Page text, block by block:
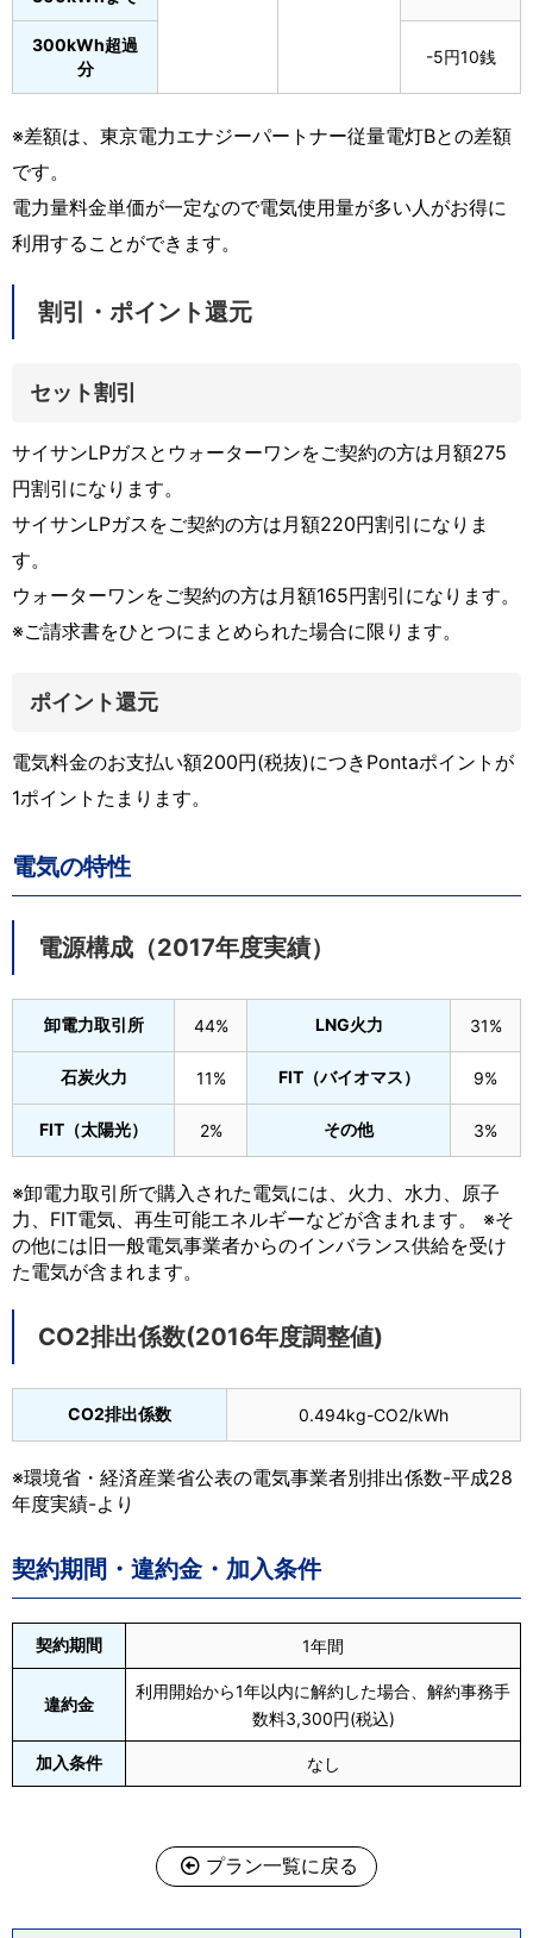
300kWh超過
分
-5円10銭
※差額は、東京電力エナジーパートナー従量電灯Bとの差額
です。
電力量料金単価が一定なので電気使用量が多い人がお得に
利用することができます。
割引・ポイント還元
セット割引
サイサンLPガスとウォーターワンをご契約の方は月額275
円割引になります。
サイサンLPガスをご契約の方は月額220円割引になりま
す。
ウォーターワンをご契約の方は月額165円割引になります。
※ご請求書をひとつにまとめられた場合に限ります。
ポイント還元
電気料金のお支払い額200円(税抜)につきPontaポイントが
1ポイントたまります。
電気の特性
電源構成（2017年度実績）
卸電力取引所 44% LNG火力 31%
石炭火力 11% FIT（バイオマス） 9%
FIT（太陽光） 2% その他 3%
※卸電力取引所で購入された電気には、火力、水力、原子
力、FIT電気、再生可能エネルギーなどが含まれます。 ※そ
の他には旧一般電気事業者からのインバランス供給を受け
た電気が含まれます。
CO2排出係数(2016年度調整値)
CO2排出係数 0.494kg-CO2/kWh
※環境省・経済産業省公表の電気事業者別排出係数-平成28
年度実績-より
契約期間・違約金・加入条件
契約期間 1年間
違約金
利用開始から1年以内に解約した場合、解約事務手
数料3,300円(税込)
加入条件 なし
プラン一覧に戻る